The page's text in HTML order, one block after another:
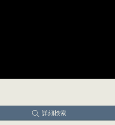
詳細検索